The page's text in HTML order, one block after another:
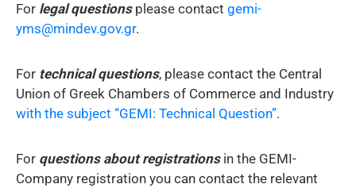
CONTACT
ENGLISH
For legal questionsplease contact gemi-
yms@mindev.gov.gr.
For technical questions, please contact the Central
Union of Greek Chambers of Commerce and Industry
with the subject “GEMI: Technical Question”.
For questions about registrationsin the GEMI-
Company registration you can contact the relevant